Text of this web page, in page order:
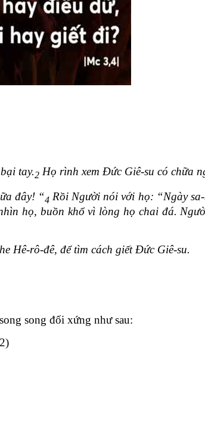
tay.2 Họ rình xem Đức Giê-su có chữa
đây! “4Rồi Người nói với họ: “Ngày
họ, buồn khổ vì lòng họ chai đá.
Hê-rô-đê, để tìm cách giết Đức Giê-su.
song đối xứng như sau: